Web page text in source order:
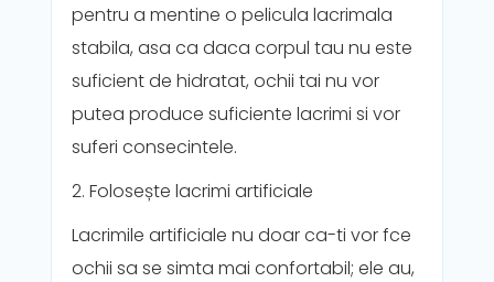
pentru a mentine o pelicula lacrimala
stabila, asa ca daca corpul tau nu este
suficient de hidratat, ochii tai nu vor
putea produce suficiente lacrimi si vor
suferi consecintele.
2. Folosește lacrimi artificiale
Lacrimile artificiale nu doar ca-ti vor fce
ochii sa se simta mai confortabil; ele au,